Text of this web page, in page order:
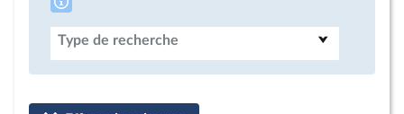
Type de recherche